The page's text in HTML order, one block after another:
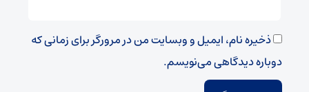
ذخیره نام، ایمیل و وبسایت من در مرورگر برای زمانی که
دوباره دیدگاهی می‌نویسم.